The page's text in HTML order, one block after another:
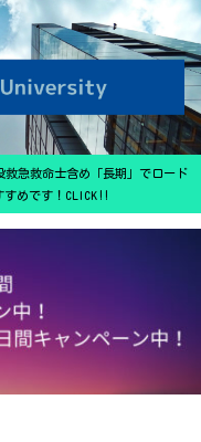
救急救命士含め「長期」でロード
すめです！CLICK‼